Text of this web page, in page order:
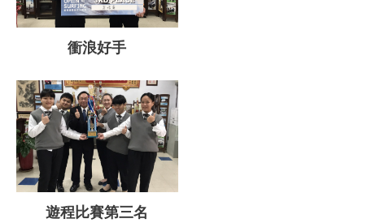
衝浪好手
遊程比賽第三名